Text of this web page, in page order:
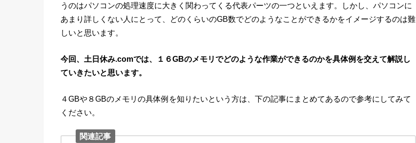
うのはパソコンの処理速度に大きく関わってくる代表パーツの一つといえます。しかし、パソコンに
あまり詳しくない人にとって、どのくらいのGB数でどのようなことができるかをイメージするのは難
しいと思います。
今回、土日休み.comでは、１６GBのメモリでどのような作業ができるのかを具体例を交えて解説し
ていきたいと思います。
４GBや８GBのメモリの具体例を知りたいという方は、下の記事にまとめてあるので参考にしてみて
ください。
関連記事